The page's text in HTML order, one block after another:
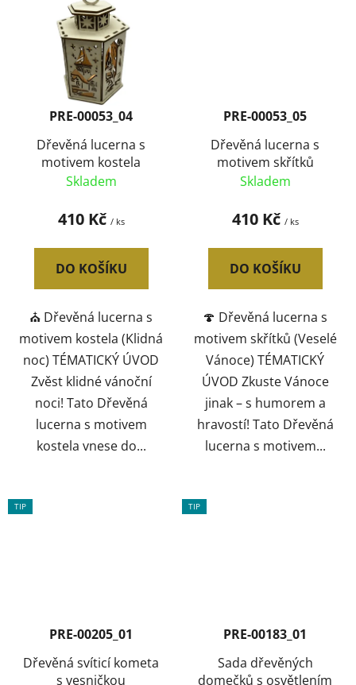
PRE-00053_04
Dřevěná lucerna s
motivem kostela
Skladem
410 Kč / ks
DO KOŠÍKU
⛪ Dřevěná lucerna s
motivem kostela (Klidná
noc) TÉMATICKÝ ÚVOD
Zvěst klidné vánoční
noci! Tato Dřevěná
lucerna s motivem
kostela vnese do...
PRE-00053_05
Dřevěná lucerna s
motivem skřítků
Skladem
410 Kč / ks
DO KOŠÍKU
🍄 Dřevěná lucerna s
motivem skřítků (Veselé
Vánoce) TÉMATICKÝ
ÚVOD Zkuste Vánoce
jinak – s humorem a
hravostí! Tato Dřevěná
lucerna s motivem...
TIP
PRE-00205_01
Dřevěná svíticí kometa
s vesničkou
TIP
PRE-00183_01
Sada dřevěných
domečků s osvětlením